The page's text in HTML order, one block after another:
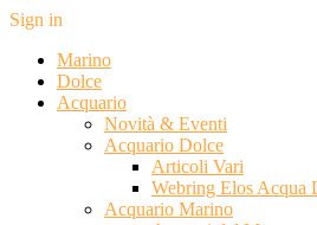
Sign in
Marino
Dolce
Acquario
Novità & Eventi
Acquario Dolce
Articoli Vari
Webring Elos Acqua
Acquario Marino